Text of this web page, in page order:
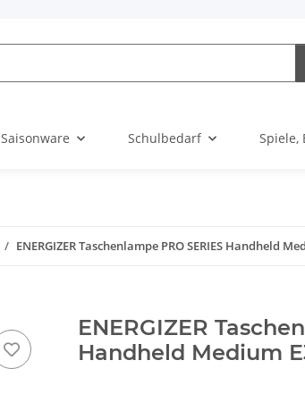
Saisonware Schulbedarf Spiele,
ENERGIZER Taschenlampe PRO SERIES Handheld
ENERGIZER
Handheld Medium